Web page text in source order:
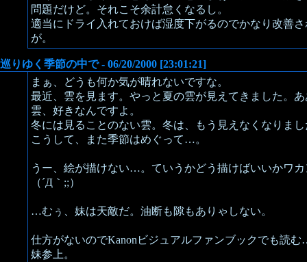
問題だけど。それこそ余計怠くなるし。
適当にドライ入れておけば湿度下がるのでかなり改善
が。
巡りゆく季節の中で - 06/20/2000 [23:01:21]
まぁ、どうも何か気が晴れないですな。
最近、雲を見ます。やっと夏の雲が見えてきました。
雲、好きなんですよ。
冬には見ることのない雲。冬は、もう見えなくなりま
こうして、また季節はめぐって…。
うー、絵が描けない…。ていうかどう描けばいいかワ
（´Д｀;;）
…むぅ、妹は天敵だ。油断も隙もありゃしない。
仕方がないのでKanonビジュアルファンブックでも読
妹参上。